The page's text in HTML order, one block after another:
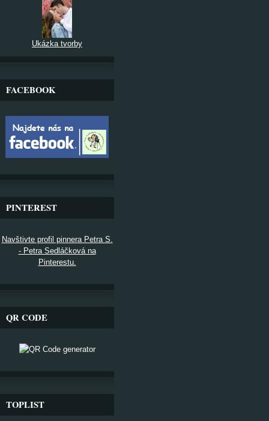
Ukázka tvorby
FACEBOOK
PINTEREST
Navštivte profil pinnera Petra S.
- Petra Sedláčková na
Pinterestu.
QR CODE
TOPLIST